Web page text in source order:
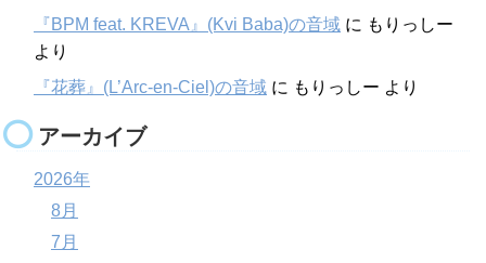
『BPM feat. KREVA』(Kvi Baba)の音域 に もりっしー
より
『花葬』(L’Arc-en-Ciel)の音域 に もりっしー より
アーカイブ
2026年
8月
7月